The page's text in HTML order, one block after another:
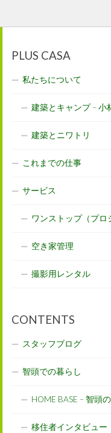
PLUS CASA
私たちについて
建築とキャンプ – 小
建築とニワトリ
これまでの仕事
サービス
ワンストップ（プロ
空き家管理
撮影用レンタル
CONTENTS
スタッフブログ
智頭での暮らし
HOME BASE – 智頭
移住者インタビュー